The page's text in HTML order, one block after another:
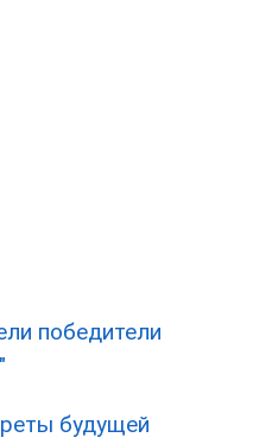
победители
будущей